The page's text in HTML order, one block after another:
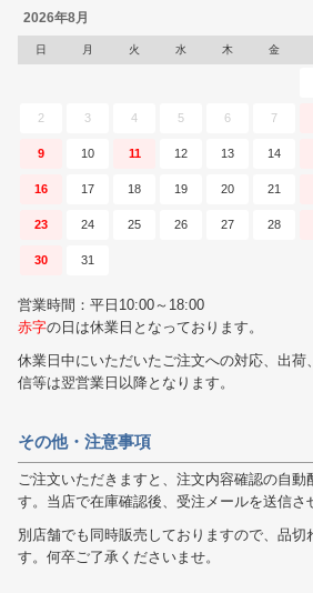
2026年8月
日 月 火 水 木 金
2 3 4 5 6 7
9 10 11 12 13 14
16 17 18 19 20 21
23 24 25 26 27 28
30 31
営業時間：平日10:00～18:00
赤字の日は休業日となっております。
休業日中にいただいたご注文への対応、出荷
信等は翌営業日以降となります。
その他・注意事項
ご注文いただきますと、注文内容確認の自動
す。当店で在庫確認後、受注メールを送信さ
別店舗でも同時販売しておりますので、品切
す。何卒ご了承くださいませ。